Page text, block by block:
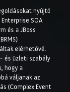
nyújtó
SOA
és a JBoss
elérhetővé.
és üzleti szabály
hogy a
váljanak az
(Complex Event